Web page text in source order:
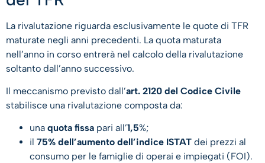
La rivalutazione riguarda esclusivamente le quote di TFR
maturate negli anni precedenti. La quota maturata
nell’anno in corso entrerà nel calcolo della rivalutazione
soltanto dall’anno successivo.
Il meccanismo previsto dall’art. 2120 del Codice Civile
stabilisce una rivalutazione composta da:
una quota fissa pari all’1,5%;
il 75% dell’aumento dell’indice ISTAT dei prezzi al
consumo per le famiglie di operai e impiegati (FOI).